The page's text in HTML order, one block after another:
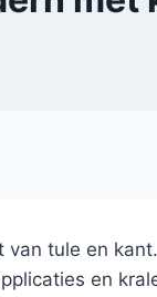
van tule en
en